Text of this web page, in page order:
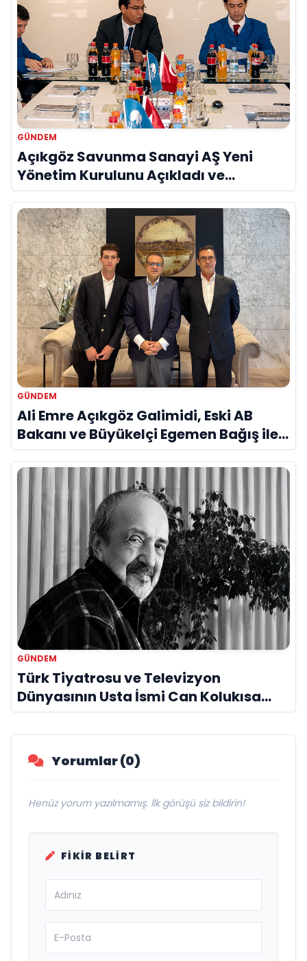
GÜNDEM
Açıkgöz Savunma Sanayi AŞ Yeni
Yönetim Kurulunu Açıkladı ve
Savunma Sanayinde Küresel Vizyon
Vurgusu
GÜNDEM
Ali Emre Açıkgöz Galimidi, Eski AB
Bakanı ve Büyükelçi Egemen Bağış ile
Bir Araya Geldi
GÜNDEM
Türk Tiyatrosu ve Televizyon
Dünyasının Usta İsmi Can Kolukısa
Hayatını Kaybetti
Yorumlar (0)
Henüz yorum yazılmamış. İlk görüşü siz bildirin!
FIKIR BELIRT